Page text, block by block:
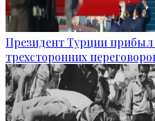
Президент Турции
трехсторонних